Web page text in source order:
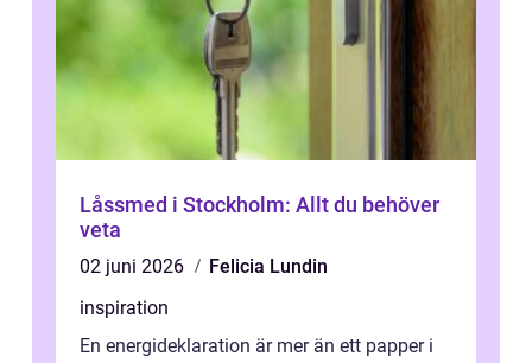
Låssmed i Stockholm: Allt du behöver
veta
02 juni 2026
Felicia Lundin
inspiration
En energideklaration är mer än ett papper i